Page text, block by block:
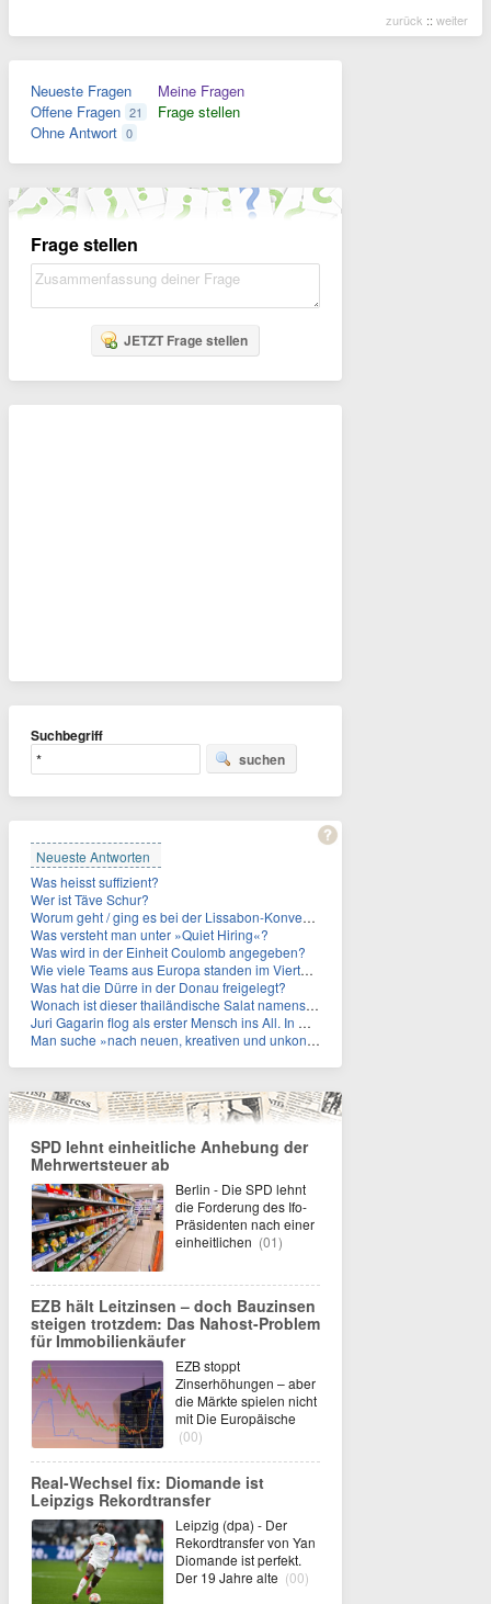
zurück :: weiter
Neueste Fragen
Offene Fragen 21
Ohne Antwort 0
Meine Fragen
Frage stellen
Frage stellen
JETZT Frage stellen
Suchbegriff
suchen
Neueste Antworten
Was heisst suffizient?
Wer ist Täve Schur?
Worum geht / ging es bei der Lissabon-Konvention?
Was versteht man unter »Quiet Hiring«?
Was wird in der Einheit Coulomb angegeben?
Wie viele Teams aus Europa standen im Viertelfinale der Fußball-WM 2026 in Mexiko, den USA und Kanada?
Was hat die Dürre in der Donau freigelegt?
Wonach ist dieser thailändische Salat namens Nam Tok benannt?
Juri Gagarin flog als erster Mensch ins All. In welchem Jahr?
Man suche »nach neuen, kreativen und unkonventionellen« Ideen im Umgang mit dem Iran, schrieb das US-Militär. An wen?
SPD lehnt einheitliche Anhebung der
Mehrwertsteuer ab
Berlin - Die SPD lehnt
die Forderung des Ifo-
Präsidenten nach einer
einheitlichen (01)
EZB hält Leitzinsen – doch Bauzinsen
steigen trotzdem: Das Nahost-Problem
für Immobilienkäufer
EZB stoppt
Zinserhöhungen – aber
die Märkte spielen nicht
mit Die Europäische
(00)
Real-Wechsel fix: Diomande ist
Leipzigs Rekordtransfer
Leipzig (dpa) - Der
Rekordtransfer von Yan
Diomande ist perfekt.
Der 19 Jahre alte (00)